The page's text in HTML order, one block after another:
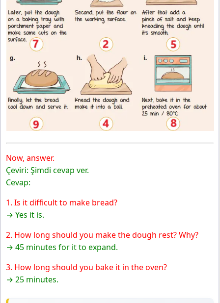
Now, answer.
Çeviri: Şimdi cevap ver.
Cevap:
1. Is it difficult to make bread?
→ Yes it is.
2. How long should you make the dough rest? Why?
→ 45 minutes for it to expand.
3. How long should you bake it in the oven?
→ 25 minutes.